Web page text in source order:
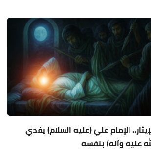
الإمام عليّ (عليه السلام) يفدي
عليه وآله) بنفسه